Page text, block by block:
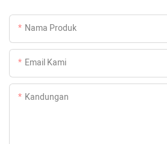
Nama Produk
Email Kami
Kandungan